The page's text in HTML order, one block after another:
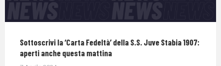
Sottoscrivi la ‘Carta Fedeltà’ della S.S. Juve Stabia 1907:
aperti anche questa mattina